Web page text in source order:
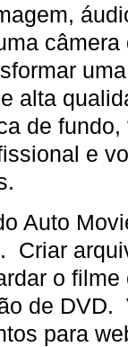
alta
de fundo,
e
Auto
Criar
o
de DVD.
para